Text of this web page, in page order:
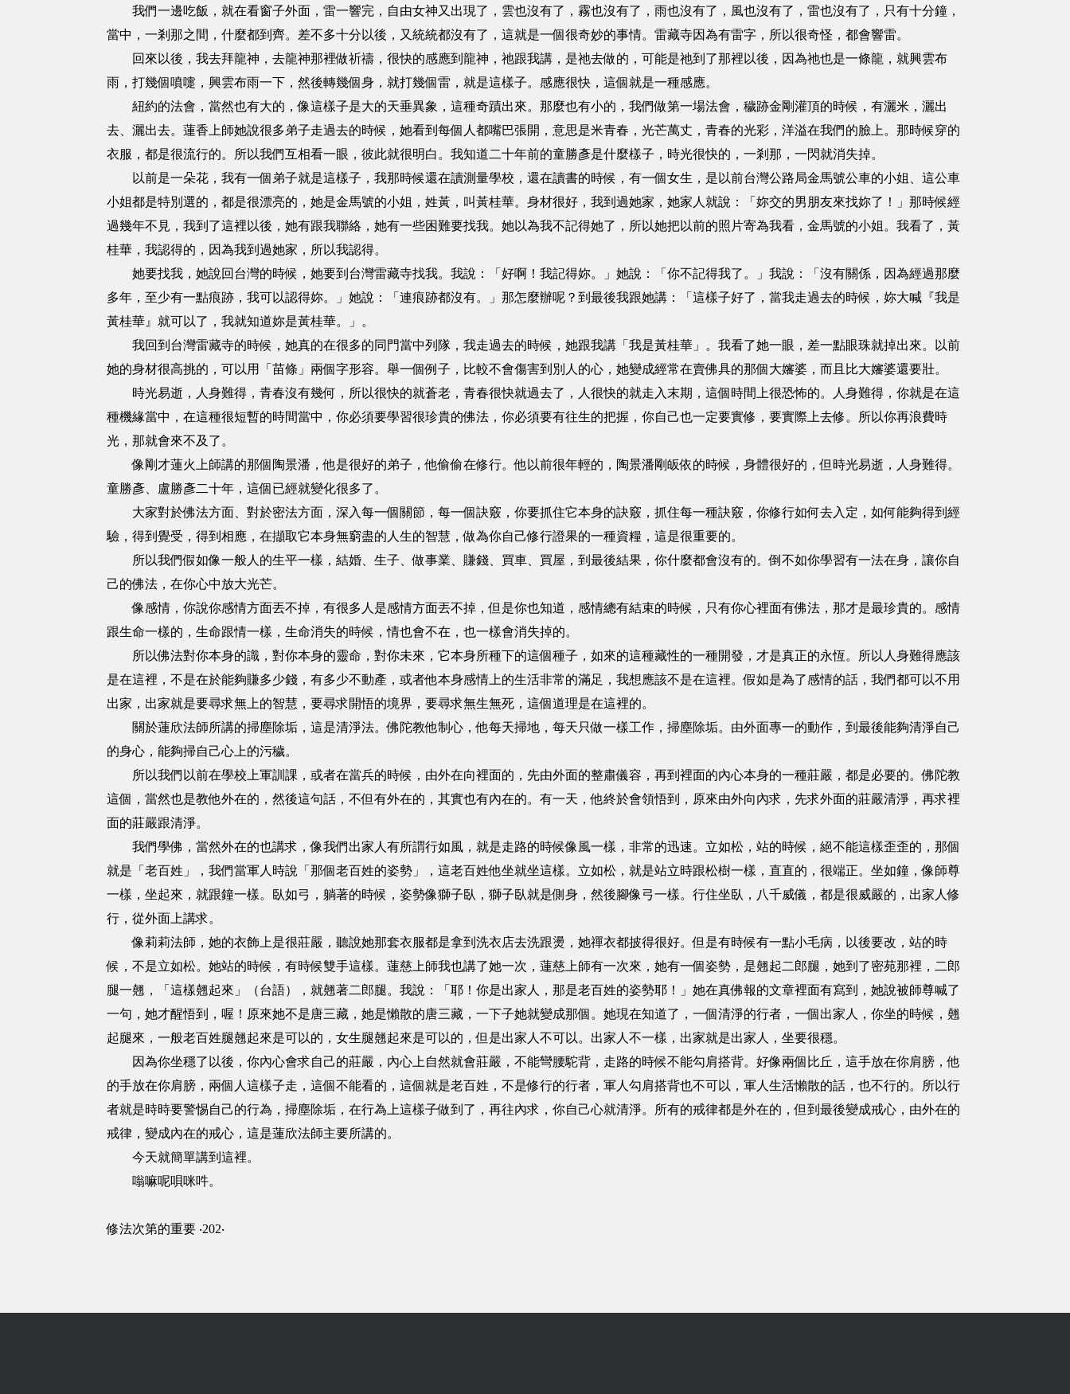
我們一邊吃飯，就在看窗子外面，雷一響完，自由女神又出現了，雲也沒有了，霧也沒有了，雨也沒有了，風也沒有了，雷也沒有了，只有十分鐘，
當中，一剎那之間，什麼都到齊。差不多十分以後，又統統都沒有了，這就是一個很奇妙的事情。雷藏寺因為有雷字，所以很奇怪，都會響雷。
回來以後，我去拜龍神，去龍神那裡做祈禱，很快的感應到龍神，祂跟我講，是祂去做的，可能是祂到了那裡以後，因為祂也是一條龍，就興雲布
雨，打幾個噴嚏，興雲布雨一下，然後轉幾個身，就打幾個雷，就是這樣子。感應很快，這個就是一種感應。
紐約的法會，當然也有大的，像這樣子是大的天垂異象，這種奇蹟出來。那麼也有小的，我們做第一場法會，穢跡金剛灌頂的時候，有灑米，灑出
去、灑出去。蓮香上師她說很多弟子走過去的時候，她看到每個人都嘴巴張開，意思是米青春，光芒萬丈，青春的光彩，洋溢在我們的臉上。那時候穿的
衣服，都是很流行的。所以我們互相看一眼，彼此就很明白。我知道二十年前的童勝彥是什麼樣子，時光很快的，一剎那，一閃就消失掉。
以前是一朵花，我有一個弟子就是這樣子，我那時候還在讀測量學校，還在讀書的時候，有一個女生，是以前台灣公路局金馬號公車的小姐、這公車
小姐都是特別選的，都是很漂亮的，她是金馬號的小姐，姓黃，叫黃桂華。身材很好，我到過她家，她家人就說：「妳交的男朋友來找妳了！」那時候經
過幾年不見，我到了這裡以後，她有跟我聯絡，她有一些困難要找我。她以為我不記得她了，所以她把以前的照片寄為我看，金馬號的小姐。我看了，黃
桂華，我認得的，因為我到過她家，所以我認得。
她要找我，她說回台灣的時候，她要到台灣雷藏寺找我。我說：「好啊！我記得妳。」她說：「你不記得我了。」我說：「沒有關係，因為經過那麼
多年，至少有一點痕跡，我可以認得妳。」她說：「連痕跡都沒有。」那怎麼辦呢？到最後我跟她講：「這樣子好了，當我走過去的時候，妳大喊『我是
黃桂華』就可以了，我就知道妳是黃桂華。」。
我回到台灣雷藏寺的時候，她真的在很多的同門當中列隊，我走過去的時候，她跟我講「我是黃桂華」。我看了她一眼，差一點眼珠就掉出來。以前
她的身材很高挑的，可以用「苗條」兩個字形容。舉一個例子，比較不會傷害到別人的心，她變成經常在賣佛具的那個大嬸婆，而且比大嬸婆還要壯。
時光易逝，人身難得，青春沒有幾何，所以很快的就蒼老，青春很快就過去了，人很快的就走入末期，這個時間上很恐怖的。人身難得，你就是在這
種機緣當中，在這種很短暫的時間當中，你必須要學習很珍貴的佛法，你必須要有往生的把握，你自己也一定要實修，要實際上去修。所以你再浪費時
光，那就會來不及了。
像剛才蓮火上師講的那個陶景潘，他是很好的弟子，他偷偷在修行。他以前很年輕的，陶景潘剛皈依的時候，身體很好的，但時光易逝，人身難得。
童勝彥、盧勝彥二十年，這個已經就變化很多了。
大家對於佛法方面、對於密法方面，深入每一個關節，每一個訣竅，你要抓住它本身的訣竅，抓住每一種訣竅，你修行如何去入定，如何能夠得到經
驗，得到覺受，得到相應，在擷取它本身無窮盡的人生的智慧，做為你自己修行證果的一種資糧，這是很重要的。
所以我們假如像一般人的生平一樣，結婚、生子、做事業、賺錢、買車、買屋，到最後結果，你什麼都會沒有的。倒不如你學習有一法在身，讓你自
己的佛法，在你心中放大光芒。
像感情，你說你感情方面丟不掉，有很多人是感情方面丟不掉，但是你也知道，感情總有結束的時候，只有你心裡面有佛法，那才是最珍貴的。感情
跟生命一樣的，生命跟情一樣，生命消失的時候，情也會不在，也一樣會消失掉的。
所以佛法對你本身的識，對你本身的靈命，對你未來，它本身所種下的這個種子，如來的這種藏性的一種開發，才是真正的永恆。所以人身難得應該
是在這裡，不是在於能夠賺多少錢，有多少不動產，或者他本身感情上的生活非常的滿足，我想應該不是在這裡。假如是為了感情的話，我們都可以不用
出家，出家就是要尋求無上的智慧，要尋求開悟的境界，要尋求無生無死，這個道理是在這裡的。
關於蓮欣法師所講的掃塵除垢，這是清淨法。佛陀教他制心，他每天掃地，每天只做一樣工作，掃塵除垢。由外面專一的動作，到最後能夠清淨自己
的身心，能夠掃自己心上的污穢。
所以我們以前在學校上軍訓課，或者在當兵的時候，由外在向裡面的，先由外面的整肅儀容，再到裡面的內心本身的一種莊嚴，都是必要的。佛陀教
這個，當然也是教他外在的，然後這句話，不但有外在的，其實也有內在的。有一天，他終於會領悟到，原來由外向內求，先求外面的莊嚴清淨，再求裡
面的莊嚴跟清淨。
我們學佛，當然外在的也講求，像我們出家人有所謂行如風，就是走路的時候像風一樣，非常的迅速。立如松，站的時候，絕不能這樣歪歪的，那個
就是「老百姓」，我們當軍人時說「那個老百姓的姿勢」，這老百姓他坐就坐這樣。立如松，就是站立時跟松樹一樣，直直的，很端正。坐如鐘，像師尊
一樣，坐起來，就跟鐘一樣。臥如弓，躺著的時候，姿勢像獅子臥，獅子臥就是側身，然後腳像弓一樣。行住坐臥，八千威儀，都是很威嚴的，出家人修
行，從外面上講求。
像莉莉法師，她的衣飾上是很莊嚴，聽說她那套衣服都是拿到洗衣店去洗跟燙，她禪衣都披得很好。但是有時候有一點小毛病，以後要改，站的時
候，不是立如松。她站的時候，有時候雙手這樣。蓮慈上師我也講了她一次，蓮慈上師有一次來，她有一個姿勢，是翹起二郎腿，她到了密苑那裡，二郎
腿一翹，「這樣翹起來」（台語），就翹著二郎腿。我說：「耶！你是出家人，那是老百姓的姿勢耶！」她在真佛報的文章裡面有寫到，她說被師尊喊了
一句，她才醒悟到，喔！原來她不是唐三藏，她是懶散的唐三藏，一下子她就變成那個。她現在知道了，一個清淨的行者，一個出家人，你坐的時候，翹
起腿來，一般老百姓腿翹起來是可以的，女生腿翹起來是可以的，但是出家人不可以。出家人不一樣，出家就是出家人，坐要很穩。
因為你坐穩了以後，你內心會求自己的莊嚴，內心上自然就會莊嚴，不能彎腰駝背，走路的時候不能勾肩搭背。好像兩個比丘，這手放在你肩膀，他
的手放在你肩膀，兩個人這樣子走，這個不能看的，這個就是老百姓，不是修行的行者，軍人勾肩搭背也不可以，軍人生活懶散的話，也不行的。所以行
者就是時時要警惕自己的行為，掃塵除垢，在行為上這樣子做到了，再往內求，你自己心就清淨。所有的戒律都是外在的，但到最後變成戒心，由外在的
戒律，變成內在的戒心，這是蓮欣法師主要所講的。
今天就簡單講到這裡。
嗡嘛呢唄咪吽。
修法次第的重要 ‧202‧